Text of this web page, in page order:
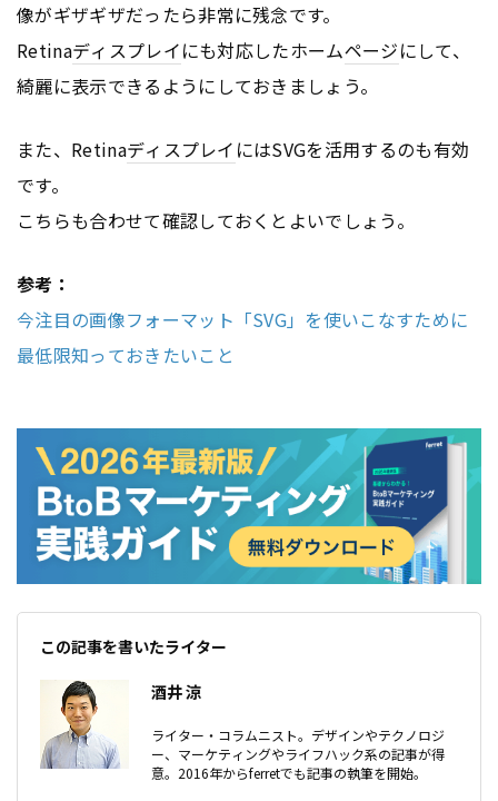
像がギザギザだったら非常に残念です。
Retinaディスプレイにも対応したホームページにして、
綺麗に表示できるようにしておきましょう。
また、Retinaディスプレイ にはSVGを活用するのも有効
です。
こちらも合わせて確認しておくとよいでしょう。
参考：
今注目の画像フォーマット「SVG」を使いこなすために
最低限知っておきたいこと
この記事を書いたライター
酒井 涼
ライター・コラムニスト。デザインやテクノロジ
ー、マーケティングやライフハック系の記事が得
意。2016年からferretでも記事の執筆を開始。